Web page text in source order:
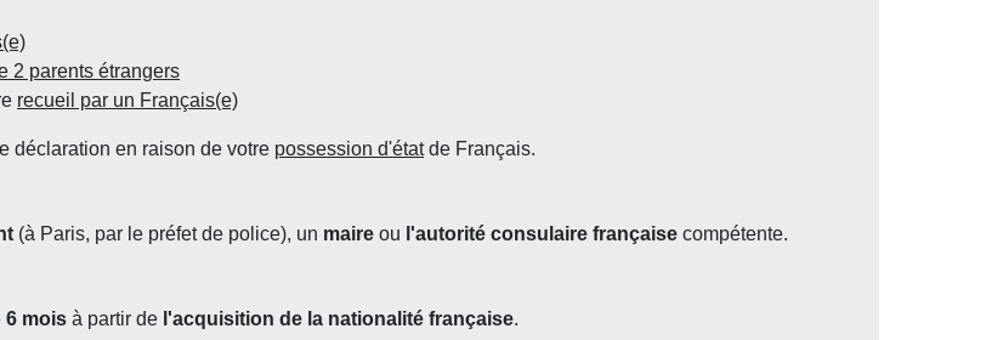
2 parents étrangers
recueil par un Français(e)
déclaration en raison de votre possession d'étatde Français.
(à Paris, par le préfet de police), un maire ou l'autorité consulaire française compétente.
6 mois à partir de l'acquisition de la nationalité française.